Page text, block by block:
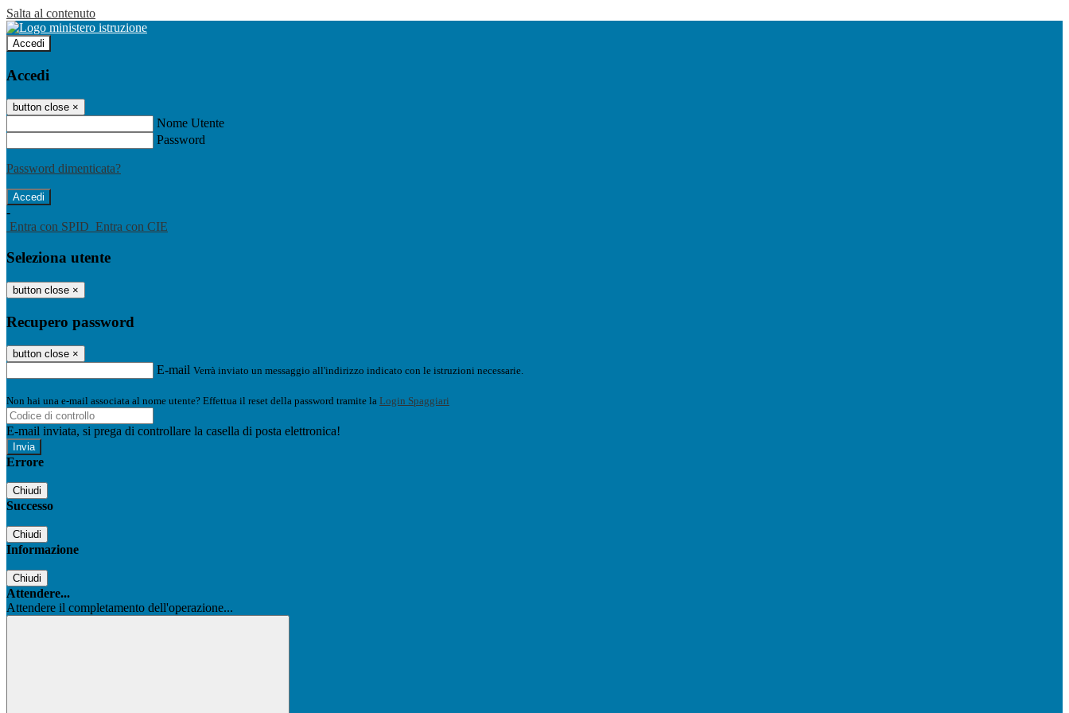
Salta al contenuto
Accedi
Accedi
button close ×
Nome Utente
Password
Password dimenticata?
-
Entra con SPID Entra con CIE
Seleziona utente
button close ×
Recupero password
button close ×
E-mail Verrà inviato un messaggio all'indirizzo indicato con le istruzioni necessarie.
Non hai una e-mail associata al nome utente? Effettua il reset della password tramite la Login Spaggiari
E-mail inviata, si prega di controllare la casella di posta elettronica!
Errore
Chiudi
Successo
Chiudi
Informazione
Chiudi
Attendere...
Attendere il completamento dell'operazione...